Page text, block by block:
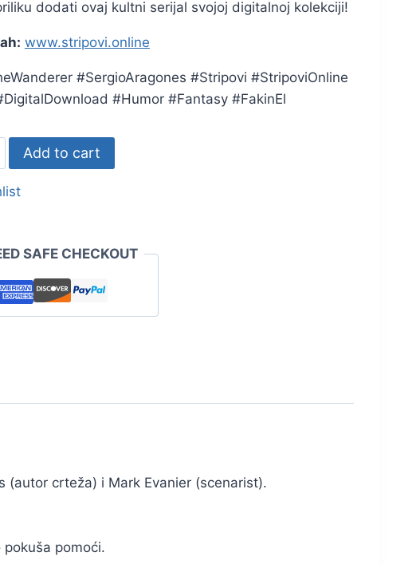
dodati ovaj kultni serijal svojoj digitalnoj kolekciji!
www.stripovi.online
#SergioAragones #Stripovi #StripoviOnline
#Humor #Fantasy #FakinEl
Add to cart
SAFE CHECKOUT
(autor crteža) i Mark Evanier (scenarist).
pomoći.